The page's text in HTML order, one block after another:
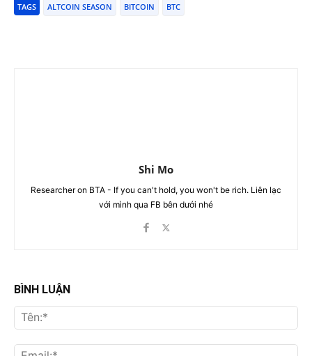
TAGS ALTCOIN SEASON BITCOIN BTC
Shi Mo
Researcher on BTA - If you can't hold, you won't be rich. Liên lạc
với mình qua FB bên dưới nhé
BÌNH LUẬN